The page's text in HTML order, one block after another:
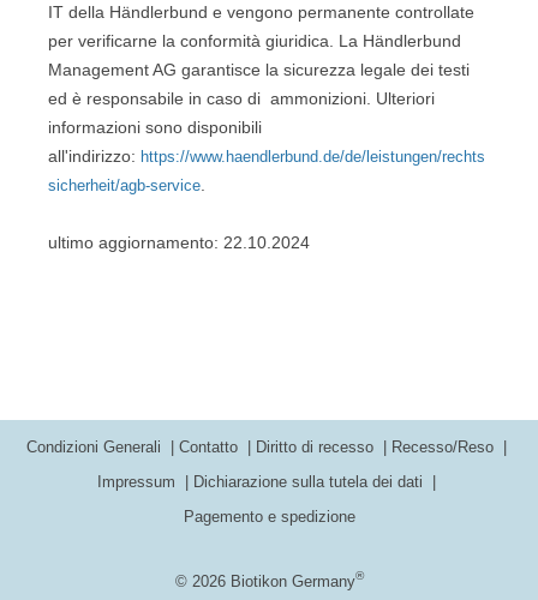
IT della Händlerbund e vengono permanente controllate
per verificarne la conformità giuridica. La Händlerbund
Management AG garantisce la sicurezza legale dei testi
ed è responsabile in caso di ammonizioni. Ulteriori
informazioni sono disponibili
all'indirizzo: https://www.haendlerbund.de/de/leistungen/rechts
sicherheit/agb-service
ultimo aggiornamento: 22.10.2024
© 2026 Biotikon Germany®
Condizioni Generali Contatto Diritto di recesso
Recesso/Reso
Impressum
Dichiarazione sulla tutela dei dati
Pagemento e spedizione